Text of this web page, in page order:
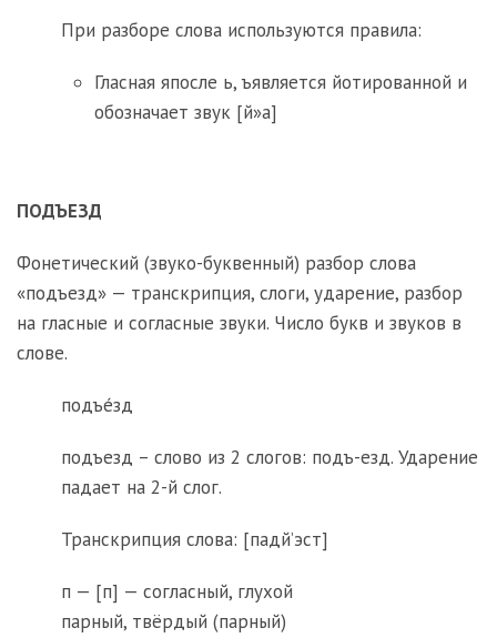
При разборе слова используются правила:
Гласная япосле ь, ъявляется йотированной и
обозначает звук [й»а]
ПОДЪЕЗД
Фонетический (звуко-буквенный) разбор слова
«подъезд» — транскрипция, слоги, ударение, разбор
на гласные и согласные звуки. Число букв и звуков в
слове.
подъе́зд
подъезд – слово из 2 слогов: подъ-езд. Ударение
падает на 2-й слог.
Транскрипция слова: [падй’эст]
п — [п] — согласный, глухой
парный, твёрдый (парный)